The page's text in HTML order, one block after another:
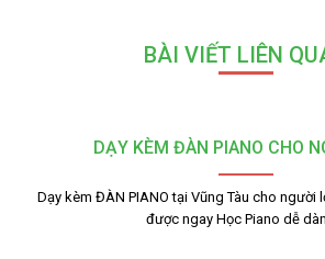
BÀI VIẾT LIÊN
DẠY KÈM ĐÀN PIANO CHO
Dạy kèm ĐÀN PIANO tại Vũng Tàu cho người
được ngay Học Piano dễ